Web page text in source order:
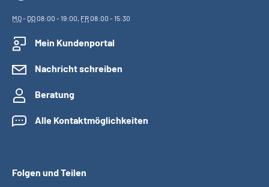
MO- DO08:00 - 19:00, FR08:00 - 15:30
Mein Kundenportal
Nachricht schreiben
Beratung
Alle Kontaktmöglichkeiten
Folgen und Teilen